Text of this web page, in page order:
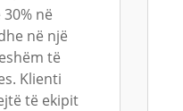
në
në një
të
Klienti
të ekipit